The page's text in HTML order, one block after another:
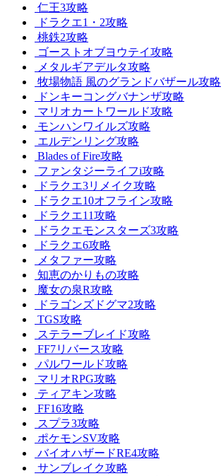
仁王3攻略
ドラクエ1・2攻略
桃鉄2攻略
ゴーストオブヨウテイ攻略
メタルギアデルタ攻略
牧場物語 風のグランドバザール攻略
ドンキーコングバナンザ攻略
マリオカートワールド攻略
モンハンワイルズ攻略
エルデンリング攻略
Blades of Fire攻略
ファンタジーライフi攻略
ドラクエ3リメイク攻略
ドラクエ10オフライン攻略
ドラクエ11攻略
ドラクエモンスターズ3攻略
ドラクエ6攻略
メタファー攻略
知恵のかりもの攻略
魔女の泉R攻略
ドラゴンズドグマ2攻略
TGS攻略
ステラーブレイド攻略
FF7リバース攻略
パルワールド攻略
マリオRPG攻略
ティアキン攻略
FF16攻略
スプラ3攻略
ポケモンSV攻略
バイオハザードRE4攻略
サンブレイク攻略